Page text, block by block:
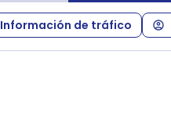
Información de tráfico